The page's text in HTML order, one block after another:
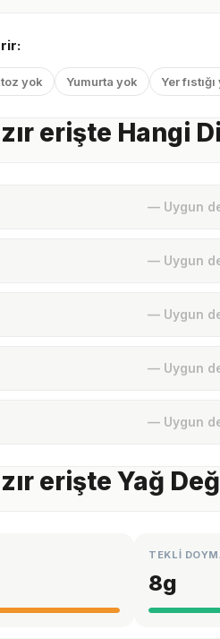
yok Yumurta yok Yer
erişte Hangi
— Uygun
— Uygun
— Uygun
— Uygun
— Uygun
erişte Yağ
TEKLİ
8g